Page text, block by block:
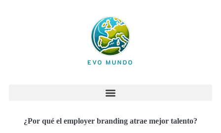
¿Por qué el employer branding atrae mejor talento?